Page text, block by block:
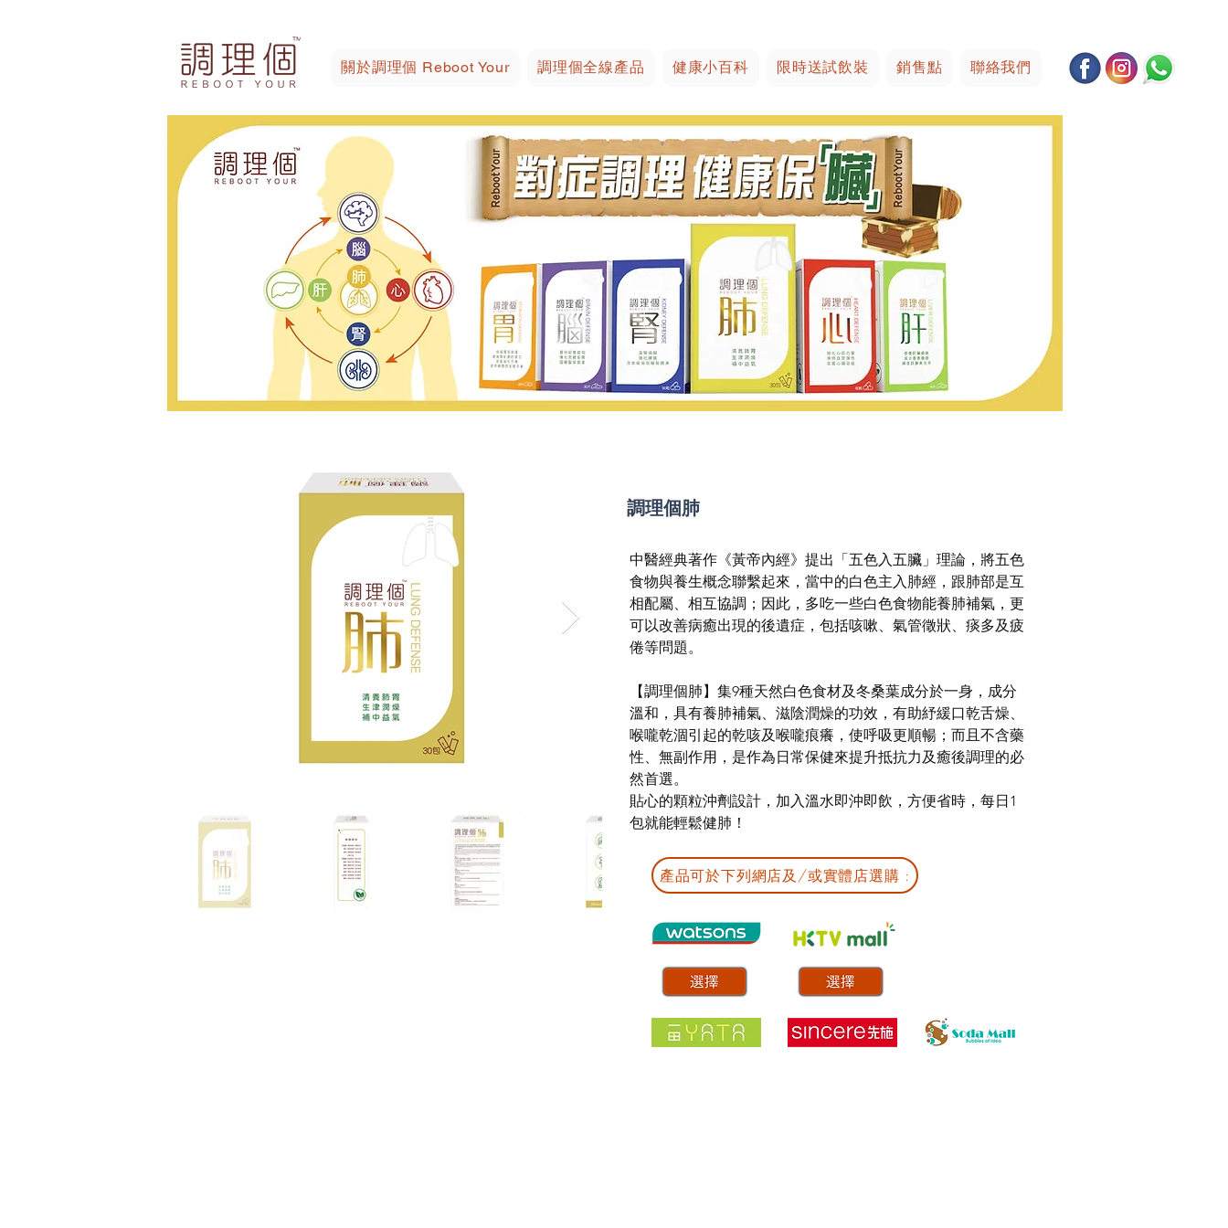
關於調理個 Reboot Your 調理個全線產品 健康小百科 限時送試飲裝 銷售點 聯絡我們
調理個肺
中醫經典著作《黃帝內經》提出「五色入五臟」理論，將五色
食物與養生概念聯繫起來，當中的白色主入肺經，跟肺部是互
相配屬、相互協調；因此，多吃一些白色食物能養肺補氣，更
可以改善病癒出現的後遺症，包括咳嗽、氣管徵狀、痰多及疲
倦等問題。
【調理個肺】集9種天然白色食材及冬桑葉成分於一身，成分
溫和，具有養肺補氣、滋陰潤燥的功效，有助紓緩口乾舌燥、
喉嚨乾涸引起的乾咳及喉嚨痕癢，使呼吸更順暢；而且不含藥
性、無副作用，是作為日常保健來提升抵抗力及癒後調理的必
然首選。
貼心的顆粒沖劑設計，加入溫水即沖即飲，方便省時，每日1
包就能輕鬆健肺！
產品可於下列網店及/或實體店選購 :